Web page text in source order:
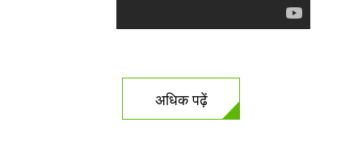
अधिक पढ़ें